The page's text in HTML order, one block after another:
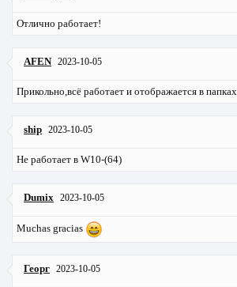
Отлично работает!
AFEN 2023-10-05
Прикольно,всё работает и отображается в папках
ship 2023-10-05
Не работает в W10-(64)
Dumix 2023-10-05
Muchas gracias
Георг 2023-10-05